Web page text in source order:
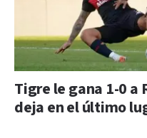
Tigre le gana 1-0 a
deja en el último